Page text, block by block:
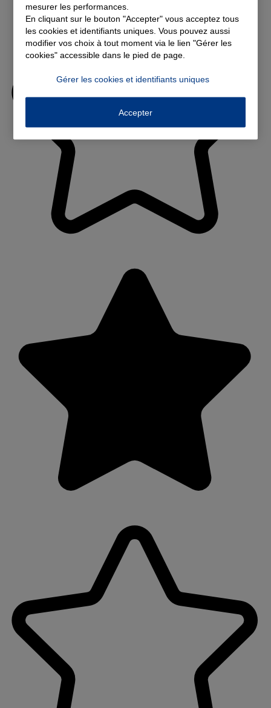
mesurer les performances.
En cliquant sur le bouton "Accepter" vous acceptez tous
les cookies et identifiants uniques. Vous pouvez aussi
modifier vos choix à tout moment via le lien "Gérer les
cookies" accessible dans le pied de page.
Gérer les cookies et identifiants uniques
Accepter